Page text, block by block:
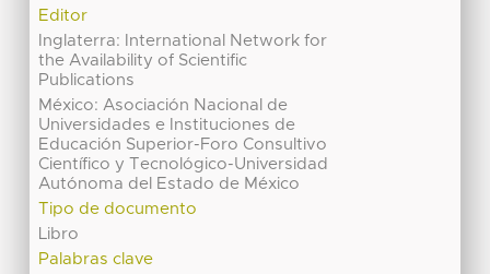
Editor
Inglaterra: International Network for
the Availability of Scientific
Publications
México: Asociación Nacional de
Universidades e Instituciones de
Educación Superior-Foro Consultivo
Científico y Tecnológico-Universidad
Autónoma del Estado de México
Tipo de documento
Libro
Palabras clave